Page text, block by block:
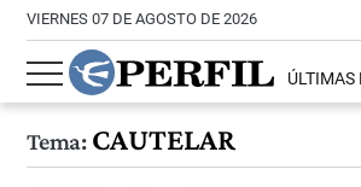
VIERNES 07 DE AGOSTO DE 2026
ÚLTIMAS
Tema:CAUTELAR